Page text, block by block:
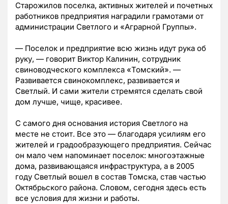
Старожилов поселка, активных жителей и почетных
работников предприятия наградили грамотами от
администрации Светлого и «Аграрной Группы».
— Поселок и предприятие всю жизнь идут рука об
руку, — говорит Виктор Калинин, сотрудник
свиноводческого комплекса «Томский». —
Развивается свинокомплекс, развивается и
Светлый. И сами жители стремятся сделать свой
дом лучше, чище, красивее.
С самого дня основания история Светлого на
месте не стоит. Все это — благодаря усилиям его
жителей и градообразующего предприятия. Сейчас
он мало чем напоминает поселок: многоэтажные
дома, развивающаяся инфраструктура, а в 2005
году Светлый вошел в состав Томска, став частью
Октябрьского района. Словом, сегодня здесь есть
все условия для жизни и работы.